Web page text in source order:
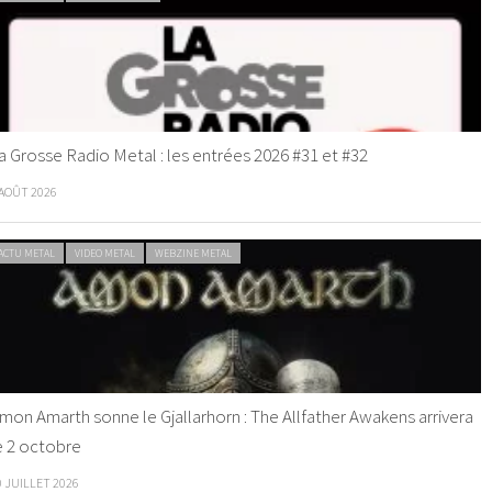
Grosse Radio Metal : les entrées 2026 #31 et #32
2026
METAL VIDEO METAL WEBZINE METAL
Amarth sonne le Gjallarhorn : The Allfather Awakens arrivera
2 octobre
JUILLET 2026